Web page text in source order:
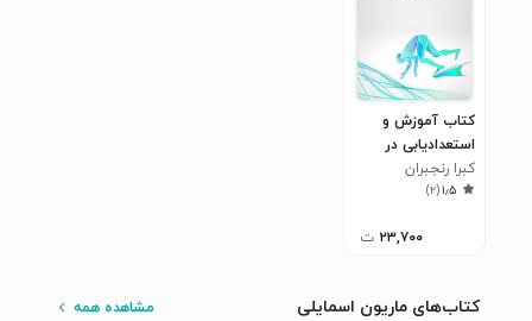
کتاب آموزش و
استعدادیابی در
شیرجه
کبرا رنجبران
۱٫۵(۲)
۲۳,۷۰۰ ت
کتاب‌های ماریون اسمایلی مشاهده همه